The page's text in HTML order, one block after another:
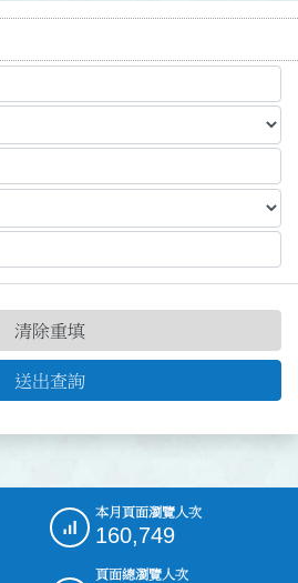
送出查詢
清除重填
本月頁面瀏覽人次
160,749
頁面總瀏覽人次